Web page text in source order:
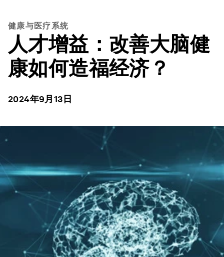
健康与医疗系统
人才增益：改善大脑健
康如何造福经济？
2024年9月13日